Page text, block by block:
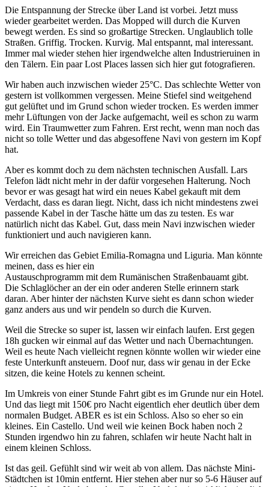
Die Entspannung der Strecke über Land ist vorbei. Jetzt muss
wieder gearbeitet werden. Das Mopped will durch die Kurven
bewegt werden. Es sind so großartige Strecken. Unglaublich tolle
Straßen. Griffig. Trocken. Kurvig. Mal entspannt, mal interessant.
Immer mal wieder stehen hier irgendwelche alten Industrieruinen in
den Tälern. Ein paar Lost Places lassen sich hier gut fotografieren.
Wir haben auch inzwischen wieder 25°C. Das schlechte Wetter von
gestern ist vollkommen vergessen. Meine Stiefel sind weitgehend
gut gelüftet und im Grund schon wieder trocken. Es werden immer
mehr Lüftungen von der Jacke aufgemacht, weil es schon zu warm
wird. Ein Traumwetter zum Fahren. Erst recht, wenn man noch das
nicht so tolle Wetter und das abgesoffene Navi von gestern im Kopf
hat.
Aber es kommt doch zu dem nächsten technischen Ausfall. Lars
Telefon lädt nicht mehr in der dafür vorgesehen Halterung. Noch
bevor er was gesagt hat wird ein neues Kabel gekauft mit dem
Verdacht, dass es daran liegt. Nicht, dass ich nicht mindestens zwei
passende Kabel in der Tasche hätte um das zu testen. Es war
natürlich nicht das Kabel. Gut, dass mein Navi inzwischen wieder
funktioniert und auch navigieren kann.
Wir erreichen das Gebiet Emilia-Romagna und Liguria. Man könnte
meinen, dass es hier ein
Austauschprogramm mit dem Rumänischen Straßenbauamt gibt.
Die Schlaglöcher an der ein oder anderen Stelle erinnern stark
daran. Aber hinter der nächsten Kurve sieht es dann schon wieder
ganz anders aus und wir pendeln so durch die Kurven.
Weil die Strecke so super ist, lassen wir einfach laufen. Erst gegen
18h gucken wir einmal auf das Wetter und nach Übernachtungen.
Weil es heute Nach vielleicht regnen könnte wollen wir wieder eine
feste Unterkunft ansteuern. Doof nur, dass wir genau in der Ecke
sitzen, die keine Hotels zu kennen scheint.
Im Umkreis von einer Stunde Fahrt gibt es im Grunde nur ein Hotel.
Und das liegt mit 150€ pro Nacht eigentlich eher deutlich über dem
normalen Budget. ABER es ist ein Schloss. Also so eher so ein
kleines. Ein Castello. Und weil wie keinen Bock haben noch 2
Stunden irgendwo hin zu fahren, schlafen wir heute Nacht halt in
einem kleinen Schloss.
Ist das geil. Gefühlt sind wir weit ab von allem. Das nächste Mini-
Städtchen ist 10min entfernt. Hier stehen aber nur so 5-6 Häuser auf